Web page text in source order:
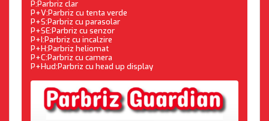
P:Parbriz clar
P+V:Parbriz cu tenta verde
P+S:Parbriz cu parasolar
P+SE:Parbriz cu senzor
P+I:Parbriz cu incalzire
P+H:Parbriz heliomat
P+C:Parbriz cu camera
P+Hud:Parbriz cu head up display